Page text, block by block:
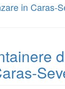
in Caras-